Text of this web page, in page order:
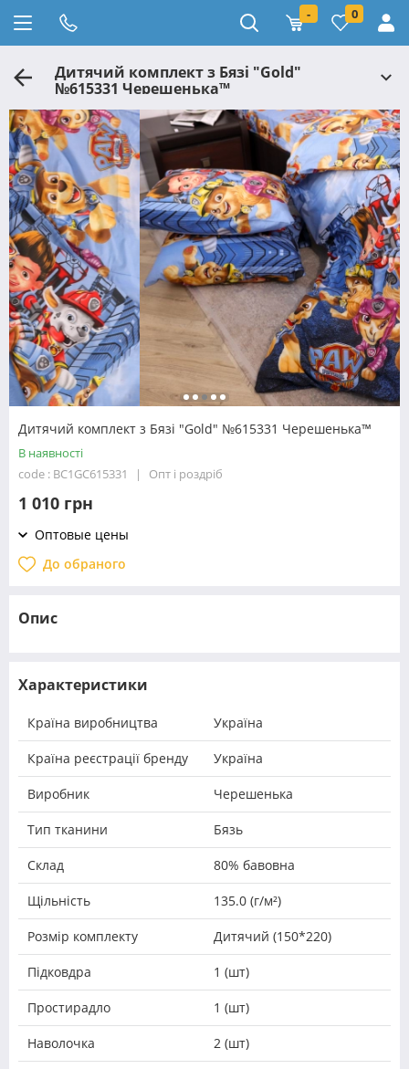
- 0
Дитячий комплект з Бязі "Gold"
№615331 Черешенька™
Дитячий комплект з Бязі "Gold" №615331 Черешенька™
В наявності
code : BC1GC615331
Опт і роздріб
1 010 грн
Оптовые цены
До обраного
Опис
Характеристики
Країна виробництва Україна
Країна реєстрації бренду Україна
Виробник Черешенька
Тип тканини Бязь
Склад 80% бавовна
Щільність 135.0 (г/м²)
Розмір комплекту Дитячий (150*220)
Підковдра 1 (шт)
Простирадло 1 (шт)
Наволочка 2 (шт)